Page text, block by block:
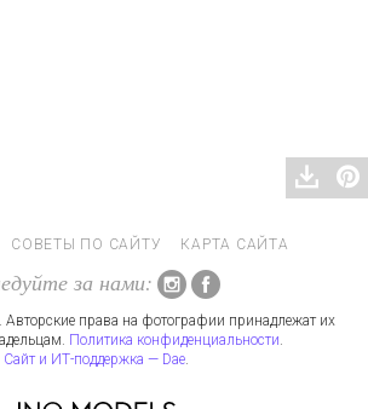
СОВЕТЫ ПО САЙТУ КАРТА САЙТА
за нами:
права на фотографии принадлежат их
Политика конфиденциальности.
Сайт и ИТ-поддержка — Dae.